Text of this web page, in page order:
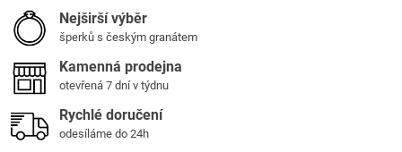
Nejširší výběr
šperků s českým granátem
Kamenná prodejna
otevřená 7 dní v týdnu
Rychlé doručení
odesíláme do 24h